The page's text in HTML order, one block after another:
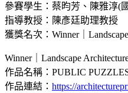
參賽學生：蔡昀芳、陳雅淳(
指導教授：陳彥廷助理教授
獲獎名次：Winner｜
Winner｜Landscape
作品名稱：PUBLIC
作品連結： https://